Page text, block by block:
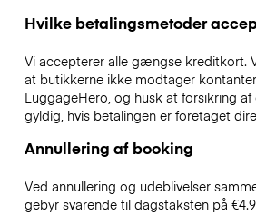
Hvilke betalingsmetoder
Vi accepterer alle gængse
at butikkerne ikke modtager
LuggageHero, og husk at forsikring
gyldig, hvis betalingen er foretaget
Annullering af booking
Ved annullering og udeblivelser
gebyr svarende til dagstaksten på